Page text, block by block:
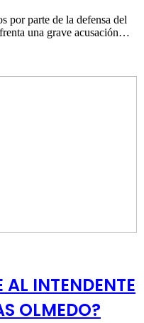
por parte de la defensa del
una grave acusación…
AL INTENDENTE
OLMEDO?